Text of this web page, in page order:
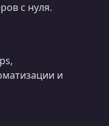
с нуля.
и